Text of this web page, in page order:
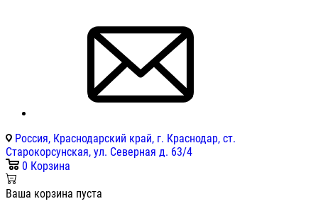
Россия, Краснодарский край, г. Краснодар, ст.
Старокорсунская, ул. Северная д. 63/4
0 Корзина
Ваша корзина пуста